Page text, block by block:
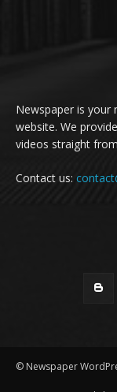
Newspaper is your
website. We
videos straight
Contact us:
© Newspaper